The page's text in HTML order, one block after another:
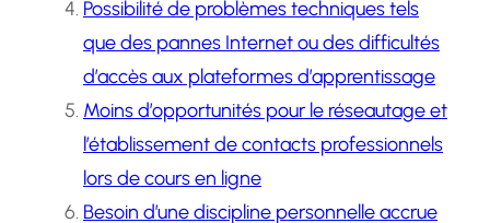
Possibilité de problèmes techniques tels
que des pannes Internet ou des difficultés
d’accès aux plateformes d’apprentissage
Moins d’opportunités pour le réseautage et
l’établissement de contacts professionnels
lors de cours en ligne
Besoin d’une discipline personnelle accrue